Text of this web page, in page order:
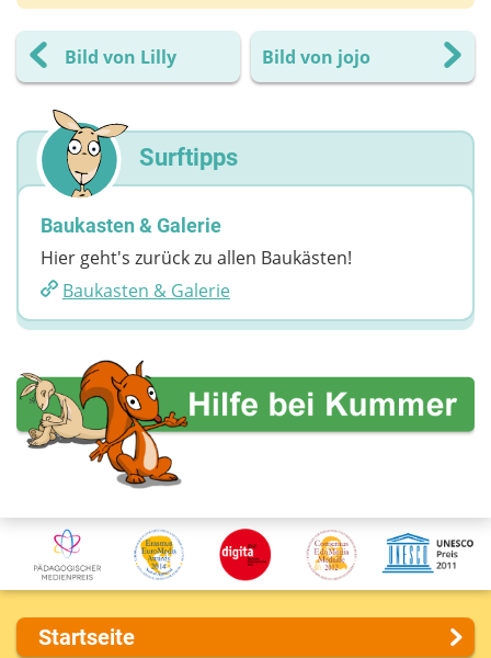
Bild von Lilly Bild von jojo
Surftipps
Baukasten & Galerie
Hier geht's zurück zu allen Baukästen!
Baukasten & Galerie
Startseite